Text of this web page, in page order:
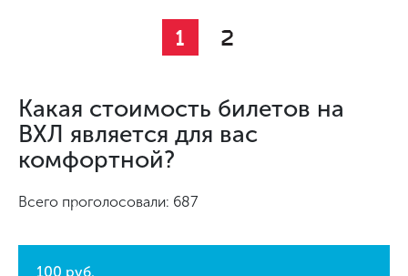
1 2
Какая стоимость билетов на
ВХЛ является для вас
комфортной?
Всего проголосовали: 687
100 руб.